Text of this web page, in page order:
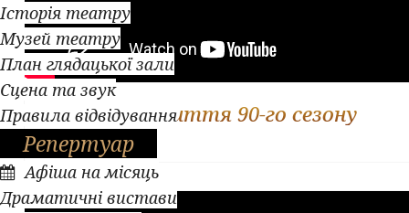
Історія театру
Музей театру
План глядацької зали
Сцена та звук
Правила відвідування
Репертуар
Афіша на місяць
Драматичні вистави
Закриття 90-го сезону